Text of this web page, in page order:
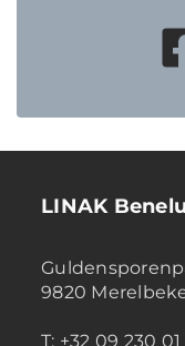
LINAK
9820
T: +32 09 230